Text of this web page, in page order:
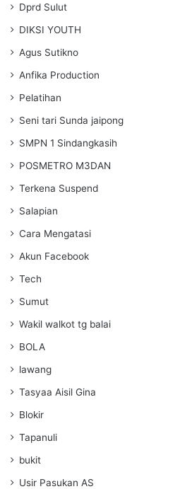
Dprd Sulut
DIKSI YOUTH
Agus Sutikno
Anfika Production
Pelatihan
Seni tari Sunda jaipong
SMPN 1 Sindangkasih
POSMETRO M3DAN
Terkena Suspend
Salapian
Cara Mengatasi
Akun Facebook
Tech
Sumut
Wakil walkot tg balai
BOLA
lawang
Tasyaa Aisil Gina
Blokir
Tapanuli
bukit
Usir Pasukan AS